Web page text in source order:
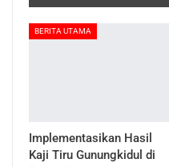
BERITA UTAMA
Implementasikan Hasil
Kaji Tiru Gunungkidul di